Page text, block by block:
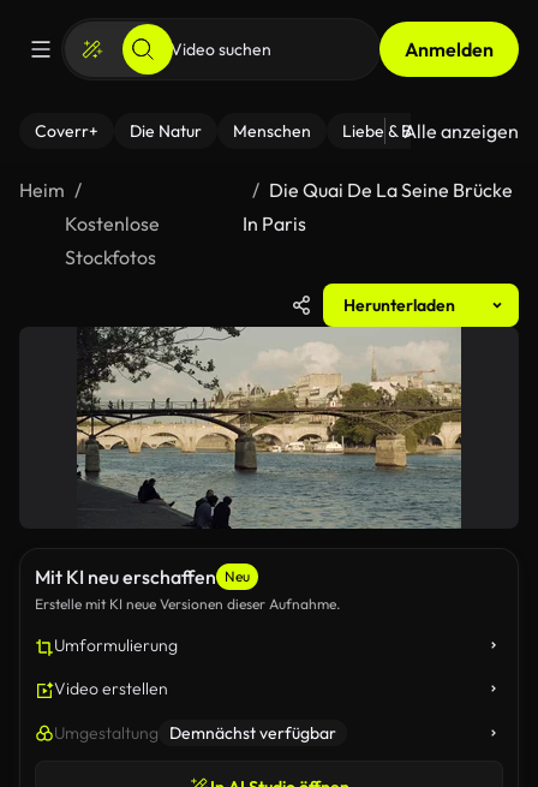
Anmelden
Coverr+ Die Natur Menschen Liebe & Beziehungen
Alle anzeigen
Heim
Kostenlose
Stockfotos
Die Quai De La Seine Brücke
In Paris
Herunterladen
Mit KI neu erschaffen Neu
Erstelle mit KI neue Versionen dieser Aufnahme.
Umformulierung
Video erstellen
Umgestaltung Demnächst verfügbar